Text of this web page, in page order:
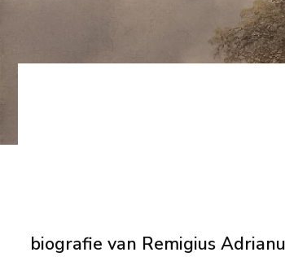
biografie van Remigius